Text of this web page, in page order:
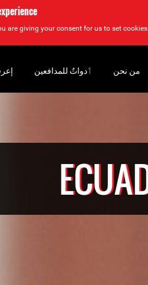
are giving your consent for us to set cookies.
‏ٲدواتٌ للمدافعين من نحن